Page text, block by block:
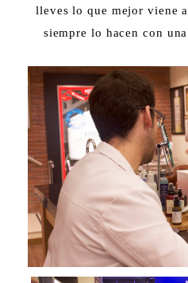
lleves lo que mejor viene
siempre lo hacen con